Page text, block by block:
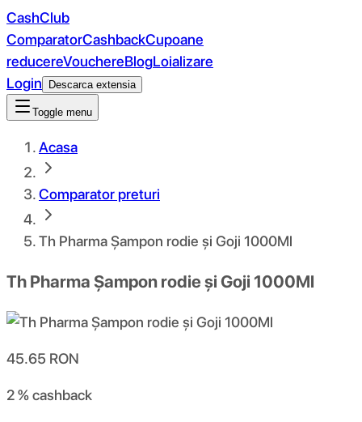
CashClub
ComparatorCashbackCupoane
reducereVouchereBlogLoializare
Login
Descarca extensia
Toggle menu
Acasa
Comparator preturi
Th Pharma Șampon rodie și Goji 1000Ml
Th Pharma Șampon rodie și Goji 1000Ml
45.65 RON
2 %cashback